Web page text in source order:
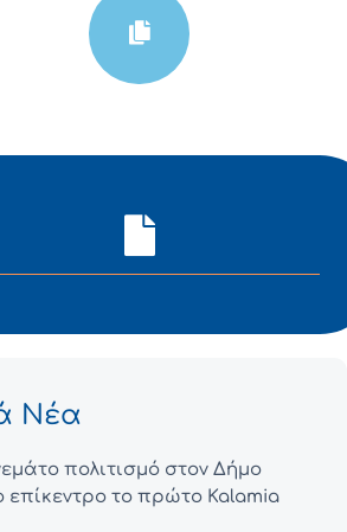
Νέα
πολιτισμό στον Δήμο
επίκεντρο το πρώτο Kalamia